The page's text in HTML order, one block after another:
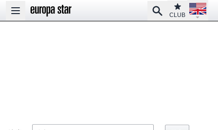
Open main menu
SearchClub
CLUB
Open